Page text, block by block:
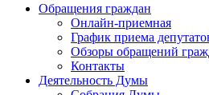
Обращения граждан
Онлайн-приемная
График приема
Обзоры обращений
Контакты
Деятельность Думы